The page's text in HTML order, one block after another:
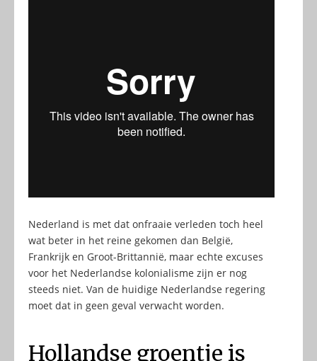
Nederland is met dat onfraaie verleden toch heel
wat beter in het reine gekomen dan België,
Frankrijk en Groot-Brittannië, maar echte excuses
voor het Nederlandse kolonialisme zijn er nog
steeds niet. Van de huidige Nederlandse regering
moet dat in geen geval verwacht worden.
Hollandse groentje is